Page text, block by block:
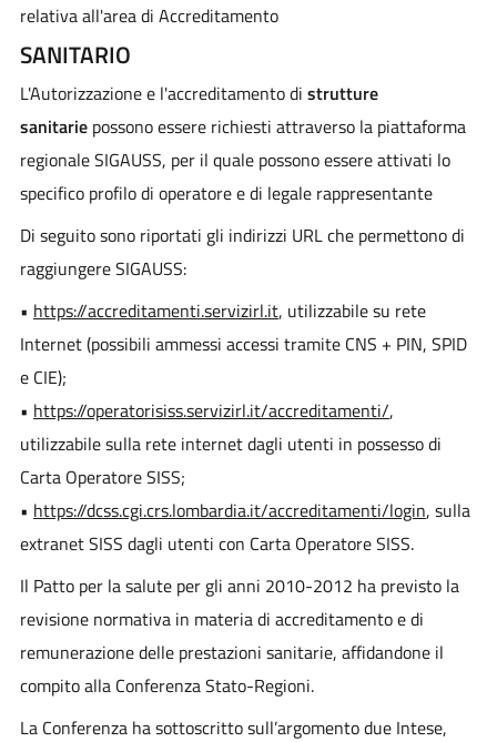
relativa all'area di Accreditamento
SANITARIO
L'Autorizzazione e l'accreditamento di strutture
sanitariepossono essere richiesti attraverso la piattaforma
regionale SIGAUSS, per il quale possono essere attivati lo
specifico profilo di operatore e di legale rappresentante
Di seguito sono riportati gli indirizzi URL che permettono di
raggiungere SIGAUSS:
• https://accreditamenti.servizirl.it, utilizzabile su rete
Internet (possibili ammessi accessi tramite CNS + PIN, SPID
e CIE);
• https://operatorisiss.servizirl.it/accreditamenti/,
utilizzabile sulla rete internet dagli utenti in possesso di
Carta Operatore SISS;
• https://dcss.cgi.crs.lombardia.it/accreditamenti/login, sulla
extranet SISS dagli utenti con Carta Operatore SISS.
Il Patto per la salute per gli anni 2010-2012 ha previsto la
revisione normativa in materia di accreditamento e di
remunerazione delle prestazioni sanitarie, affidandone il
compito alla Conferenza Stato-Regioni.
La Conferenza ha sottoscritto sull’argomento due Intese,